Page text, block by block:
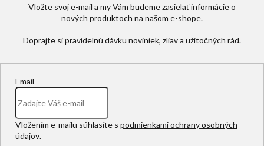
Vložte svoj e-mail a my Vám budeme zasielať informácie o
nových produktoch na našom e-shope.
Email
Vložením e-mailu súhlasíte s podmienkami ochrany osobných
údajov.